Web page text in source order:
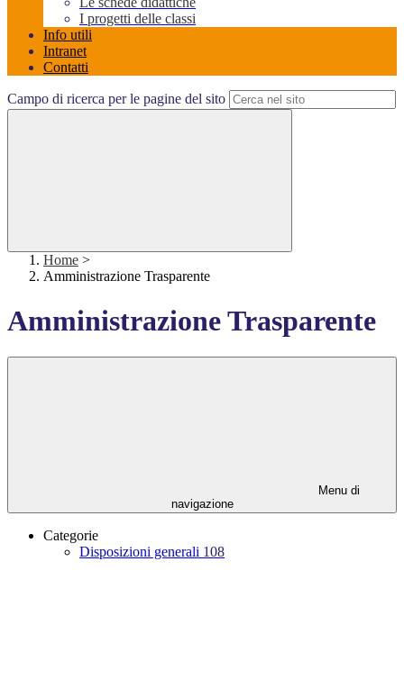
I progetti delle classi
Info utili
Intranet
Contatti
Campo di ricerca per le pagine del sito
Home >
Amministrazione Trasparente
Amministrazione Trasparente
Menu di
navigazione
Categorie
Disposizioni generali 108